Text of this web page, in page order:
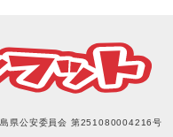
島県公安委員会 第251080004216号